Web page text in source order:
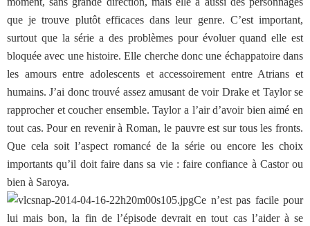
que je trouve plutôt efficaces dans leur genre. C’est important,
surtout que la série a des problèmes pour évoluer quand elle est
bloquée avec une histoire. Elle cherche donc une échappatoire dans
les amours entre adolescents et accessoirement entre Atrians et
humains. J’ai donc trouvé assez amusant de voir Drake et Taylor se
rapprocher et coucher ensemble. Taylor a l’air d’avoir bien aimé en
tout cas. Pour en revenir à Roman, le pauvre est sur tous les fronts.
Que cela soit l’aspect romancé de la série ou encore les choix
importants qu’il doit faire dans sa vie : faire confiance à Castor ou
bien à Saroya.
Ce n’est pas facile pour
lui mais bon, la fin de l’épisode devrait en tout cas l’aider à se